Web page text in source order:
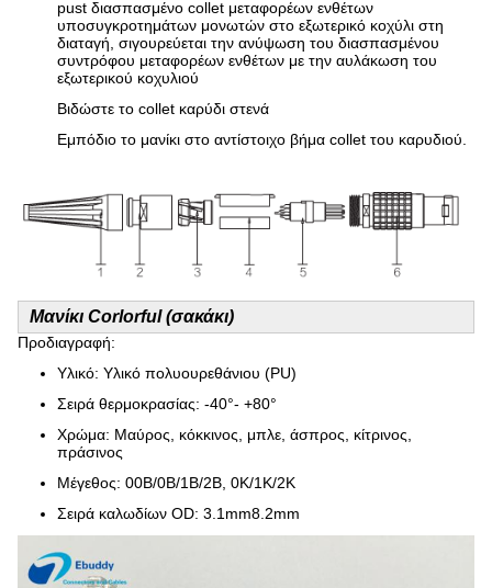
pust διασπασμένο collet μεταφορέων ενθέτων
υποσυγκροτημάτων μονωτών στο εξωτερικό κοχύλι στη
διαταγή, σιγουρεύεται την ανύψωση του διασπασμένου
συντρόφου μεταφορέων ενθέτων με την αυλάκωση του
εξωτερικού κοχυλιού
Βιδώστε το collet καρύδι στενά
Εμπόδιο το μανίκι στο αντίστοιχο βήμα collet του καρυδιού.
Μανίκι Corlorful (σακάκι)
Προδιαγραφή:
Υλικό: Υλικό πολυουρεθάνιου (PU)
Σειρά θερμοκρασίας: -40°- +80°
Χρώμα: Μαύρος, κόκκινος, μπλε, άσπρος, κίτρινος,
πράσινος
Μέγεθος: 00B/0B/1B/2B, 0K/1K/2K
Σειρά καλωδίων OD: 3.1mm8.2mm